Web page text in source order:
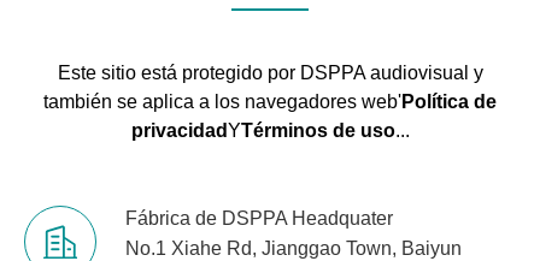
Este sitio está protegido por DSPPA audiovisual y
también se aplica a los navegadores web'Política de
privacidadYTérminos de uso...
Fábrica de DSPPA Headquater
No.1 Xiahe Rd, Jianggao Town, Baiyun